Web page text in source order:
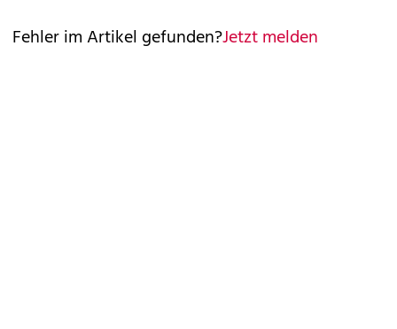
Fehler im Artikel gefunden?Jetzt melden